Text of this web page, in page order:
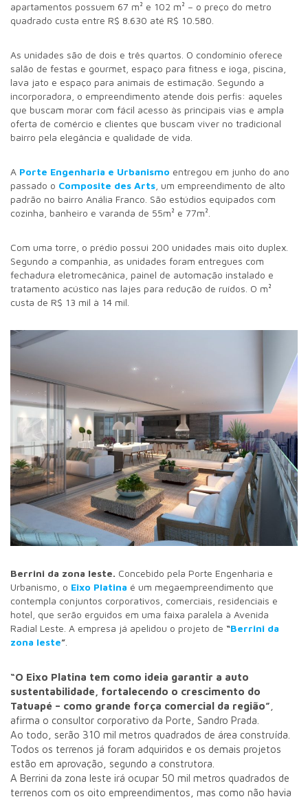
apartamentos possuem 67 m² e 102 m² – o preço do metro
quadrado custa entre R$ 8.630 até R$ 10.580.
As unidades são de dois e três quartos. O condomínio oferece
salão de festas e gourmet, espaço para fitness e ioga, piscina,
lava jato e espaço para animais de estimação. Segundo a
incorporadora, o empreendimento atende dois perfis: aqueles
que buscam morar com fácil acesso às principais vias e ampla
oferta de comércio e clientes que buscam viver no tradicional
bairro pela elegância e qualidade de vida.
A Porte Engenharia e Urbanismo entregou em junho do ano
passado o Composite des Arts , um empreendimento de alto
padrão no bairro Anália Franco. São estúdios equipados com
cozinha, banheiro e varanda de 55m² e 77m².
Com uma torre, o prédio possui 200 unidades mais oito duplex.
Segundo a companhia, as unidades foram entregues com
fechadura eletromecânica, painel de automação instalado e
tratamento acústico nas lajes para redução de ruídos. O m²
custa de R$ 13 mil à 14 mil.
Berrini da zona leste. Concebido pela Porte Engenharia e
Urbanismo, o Eixo Platina é um megaempreendimento que
contempla conjuntos corporativos, comerciais, residenciais e
hotel, que serão erguidos em uma faixa paralela à Avenida
Radial Leste. A empresa já apelidou o projeto de “Berrini da
zona leste”
“O Eixo Platina tem como ideia garantir a auto
sustentabilidade, fortalecendo o crescimento do
Tatuapé – como grande força comercial da região”
afirma o consultor corporativo da Porte, Sandro Prada.
Ao todo, serão 310 mil metros quadrados de área construída.
Todos os terrenos já foram adquiridos e os demais projetos
estão em aprovação, segundo a construtora.
A Berrini da zona leste irá ocupar 50 mil metros quadrados de
terrenos com os oito empreendimentos, mas como não havia